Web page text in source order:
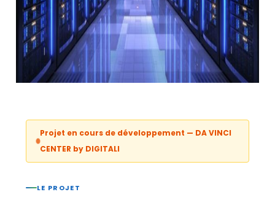
Projet en cours de développement — DA VINCI
CENTER by DIGITALI
LE PROJET